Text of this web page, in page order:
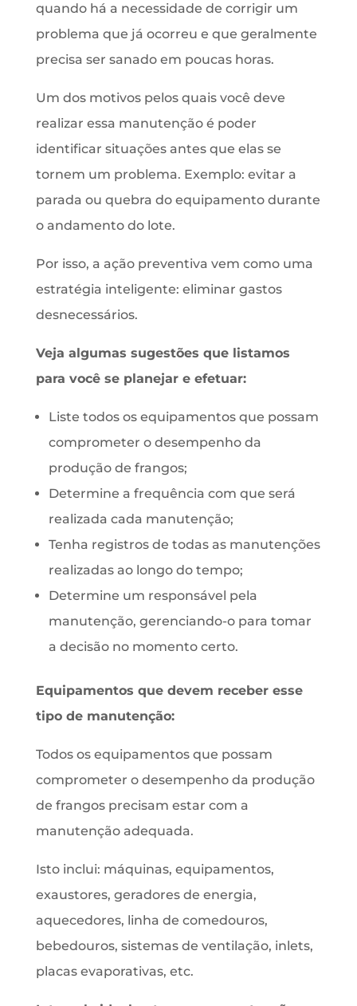
quando há a necessidade de corrigir um
problema que já ocorreu e que geralmente
precisa ser sanado em poucas horas.
Um dos motivos pelos quais você deve
realizar essa manutenção é poder
identificar situações antes que elas se
tornem um problema. Exemplo: evitar a
parada ou quebra do equipamento durante
o andamento do lote.
Por isso, a ação preventiva vem como uma
estratégia inteligente: eliminar gastos
desnecessários.
Veja algumas sugestões que listamos
para você se planejar e efetuar:
Liste todos os equipamentos que possam
comprometer o desempenho da
produção de frangos;
Determine a frequência com que será
realizada cada manutenção;
Tenha registros de todas as manutenções
realizadas ao longo do tempo;
Determine um responsável pela
manutenção, gerenciando-o para tomar
a decisão no momento certo.
Equipamentos que devem receber esse
tipo de manutenção:
Todos os equipamentos que possam
comprometer o desempenho da produção
de frangos precisam estar com a
manutenção adequada.
Isto inclui: máquinas, equipamentos,
exaustores, geradores de energia,
aquecedores, linha de comedouros,
bebedouros, sistemas de ventilação, inlets,
placas evaporativas, etc.